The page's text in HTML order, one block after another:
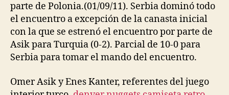
parte de Polonia.(01/09/11). Serbia dominó todo
el encuentro a excepción de la canasta inicial
con la que se estrenó el encuentro por parte de
Asik para Turquia (0-2). Parcial de 10-0 para
Serbia para tomar el mando del encuentro.
Omer Asik y Enes Kanter, referentes del juego